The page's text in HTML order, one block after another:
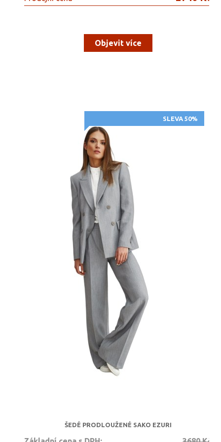
Objevit více
SLEVA 50%
ŠEDÉ PRODLOUŽENÉ SAKO EZURI